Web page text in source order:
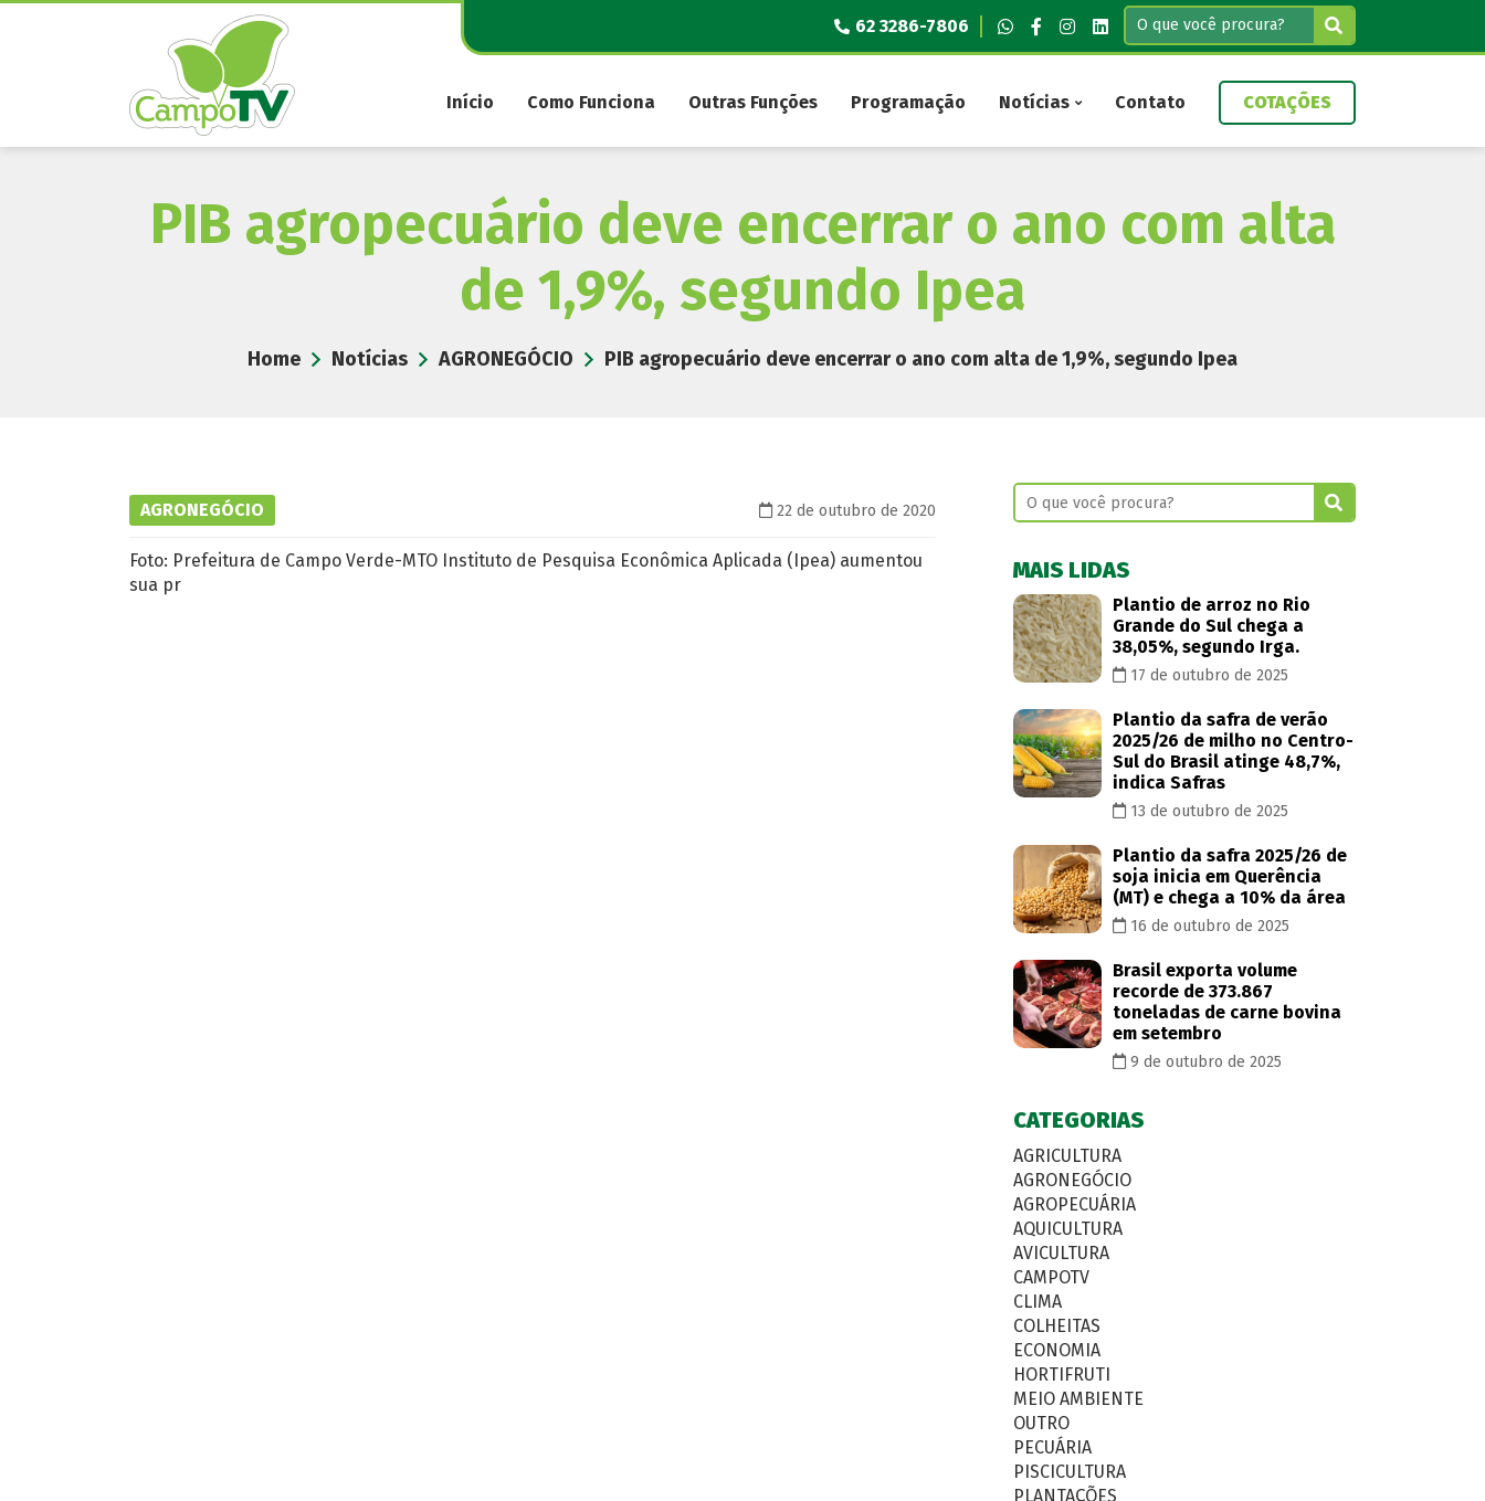
Pular
62 3286-7806
Início Como Funciona Outras Funções Programação Notícias Contato COTAÇÕES
PIB agropecuário deve encerrar o ano com alta
de 1,9%, segundo Ipea
Home Notícias AGRONEGÓCIO PIB agropecuário deve encerrar o ano com alta de 1,9%, segundo Ipea
AGRONEGÓCIO 22 de outubro de 2020
Foto: Prefeitura de Campo Verde-MTO Instituto de Pesquisa Econômica Aplicada (Ipea) aumentou
sua pr
MAIS LIDAS
Plantio de arroz no Rio
Grande do Sul chega a
38,05%, segundo Irga.
17 de outubro de 2025
Plantio da safra de verão
2025/26 de milho no Centro-
Sul do Brasil atinge 48,7%,
indica Safras
13 de outubro de 2025
Plantio da safra 2025/26 de
soja inicia em Querência
(MT) e chega a 10% da área
16 de outubro de 2025
Brasil exporta volume
recorde de 373.867
toneladas de carne bovina
em setembro
9 de outubro de 2025
CATEGORIAS
AGRICULTURA
AGRONEGÓCIO
AGROPECUÁRIA
AQUICULTURA
AVICULTURA
CAMPOTV
CLIMA
COLHEITAS
ECONOMIA
HORTIFRUTI
MEIO AMBIENTE
OUTRO
PECUÁRIA
PISCICULTURA
PLANTAÇÕES